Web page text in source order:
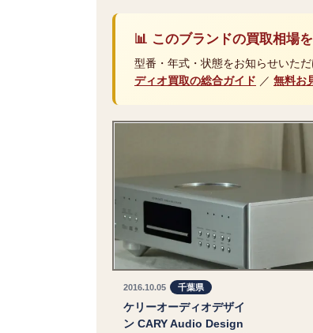
📊 このブランドの買取相場
型番・年式・状態をお知らせいた
ディオ買取の総合ガイド ／ 無料お
2016.10.05 千葉県
ケリーオーディオデザイ
ン CARY Audio Design